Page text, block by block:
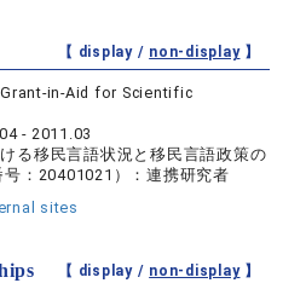
【 display / non-display】
Grant-in-Aid for Scientific
- 2011.03
る移民言語状況と移民言語政策の
：20401021）：連携研究者
sites
【 display / non-display】